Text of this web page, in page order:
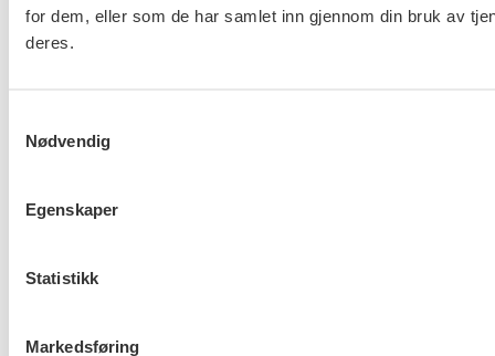
for dem, eller som de har samlet inn gjennom din bruk av
deres.
Nødvendig
Egenskaper
Statistikk
Markedsføring